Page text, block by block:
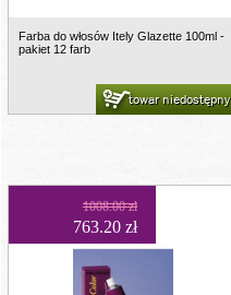
Farba do włosów Itely Glazette 100ml -
pakiet 12 farb
towar niedostępny
1008.00 zł
763.20 zł